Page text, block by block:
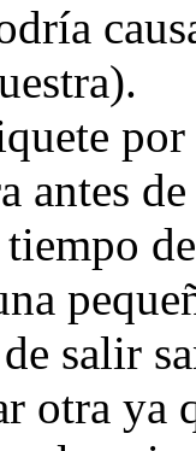
antes
salir
otra ya